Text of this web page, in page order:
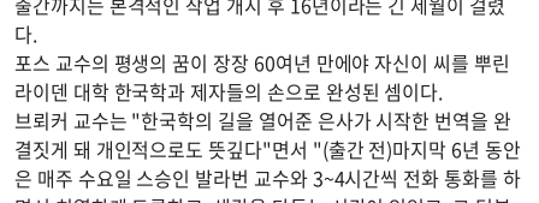
다.
포스 교수의 평생의 꿈이 장장 60여년 만에야 자신이 씨를 뿌린
라이덴 대학 한국학과 제자들의 손으로 완성된 셈이다.
브뢰커 교수는 "한국학의 길을 열어준 은사가 시작한 번역을 완
결짓게 돼 개인적으로도 뜻깊다"면서 "(출간 전)마지막 6년 동안
은 매주 수요일 스승인 발라번 교수와 3~4시간씩 전화 통화를 하